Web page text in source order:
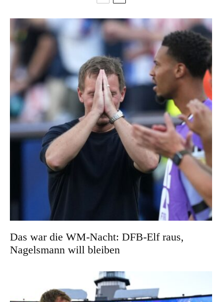
Das war die WM-Nacht: DFB-Elf raus,
Nagelsmann will bleiben